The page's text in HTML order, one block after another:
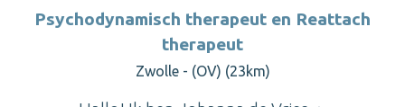
Psychodynamisch therapeut en Reattach
therapeut
Zwolle - (OV) (23km)